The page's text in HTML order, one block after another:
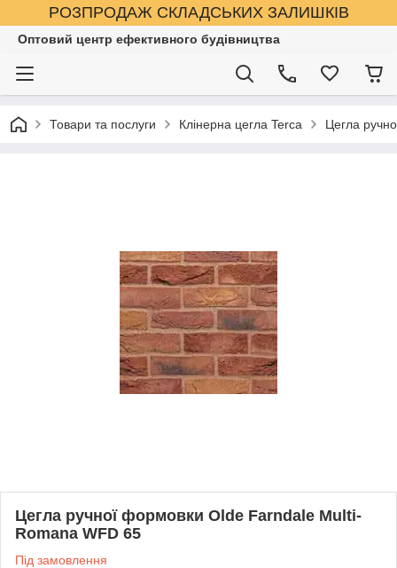
РОЗПРОДАЖ СКЛАДСЬКИХ ЗАЛИШКІВ
Оптовий центр ефективного будівництва
Товари та послуги Клінерна цегла Terca Цегла
Цегла ручної формовки Olde Farndale Multi-
Romana WFD 65
Під замовлення